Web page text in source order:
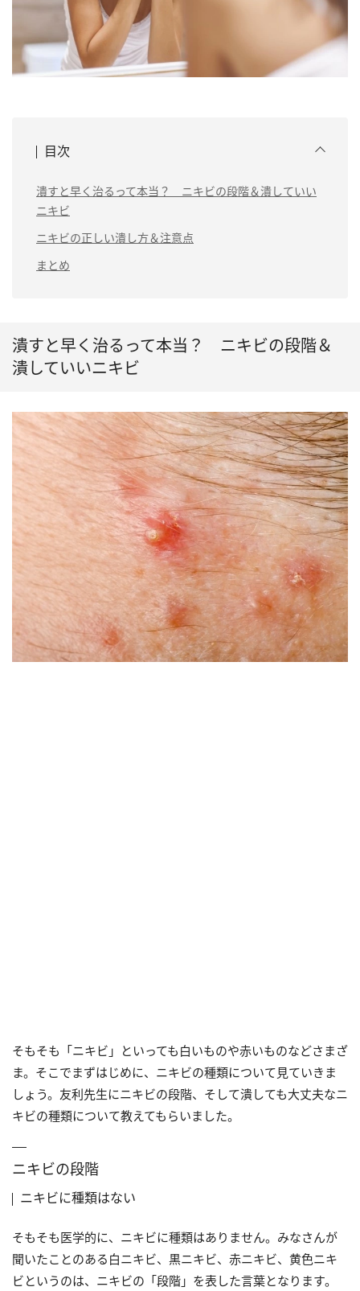
目次
潰すと早く治るって本当？ ニキビの段階＆潰していい
ニキビ
ニキビの正しい潰し方＆注意点
まとめ
潰すと早く治るって本当？ ニキビの段階＆
潰していいニキビ
そもそも「ニキビ」といっても白いものや赤いものなどさまざ
ま。そこでまずはじめに、ニキビの種類について見ていきま
しょう。友利先生にニキビの段階、そして潰しても大丈夫なニ
キビの種類について教えてもらいました。
ニキビの段階
ニキビに種類はない
そもそも医学的に、ニキビに種類はありません。みなさんが
聞いたことのある白ニキビ、黒ニキビ、赤ニキビ、黄色ニキ
ビというのは、ニキビの「段階」を表した言葉となります。